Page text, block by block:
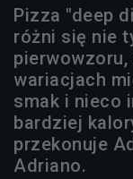
Pizza "deep
różni się nie
wariacjach
smak i nieco
bardziej
przekonuje
Adriano.